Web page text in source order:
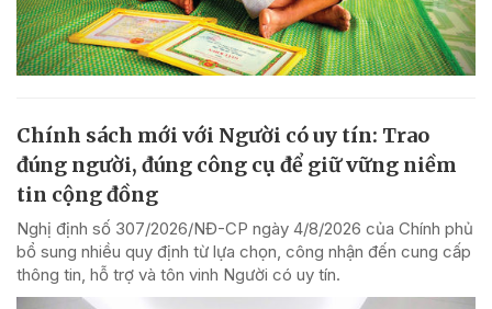
Chính sách mới với Người có uy tín: Trao
đúng người, đúng công cụ để giữ vững niềm
tin cộng đồng
Nghị định số 307/2026/NĐ-CP ngày 4/8/2026 của Chính phủ
bổ sung nhiều quy định từ lựa chọn, công nhận đến cung cấp
thông tin, hỗ trợ và tôn vinh Người có uy tín.